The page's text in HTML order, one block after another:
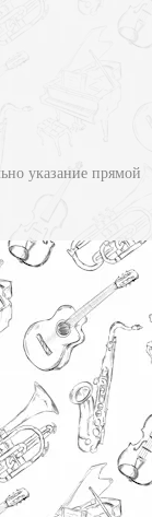
указание прямой